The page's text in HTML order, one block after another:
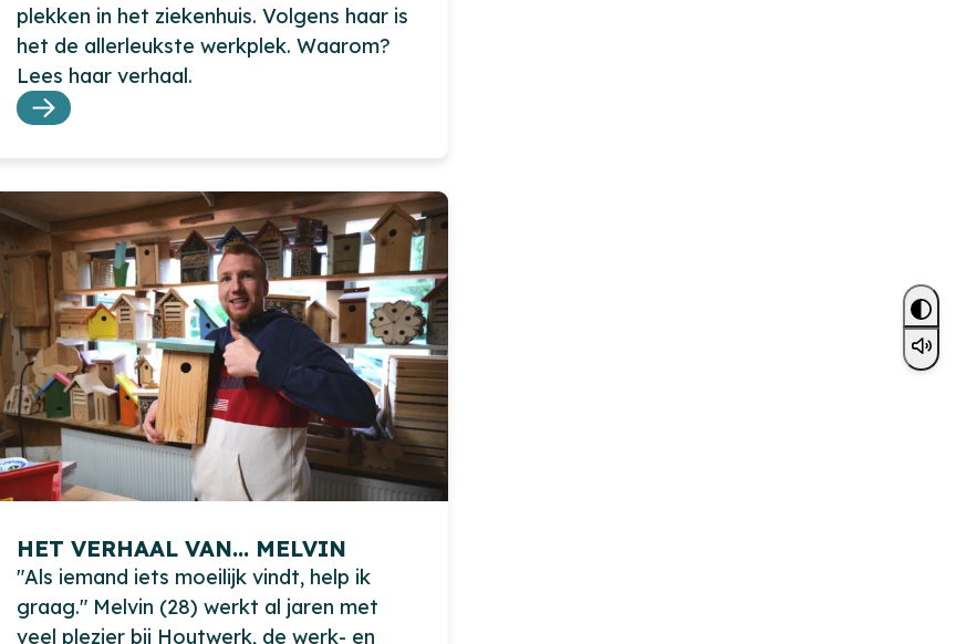
plekken in het ziekenhuis. Volgens haar is
het de allerleukste werkplek. Waarom?
Lees haar verhaal.
HET VERHAAL VAN… MELVIN
"Als iemand iets moeilijk vindt, help ik
graag." Melvin (28) werkt al jaren met
veel plezier bij Houtwerk, de werk- en